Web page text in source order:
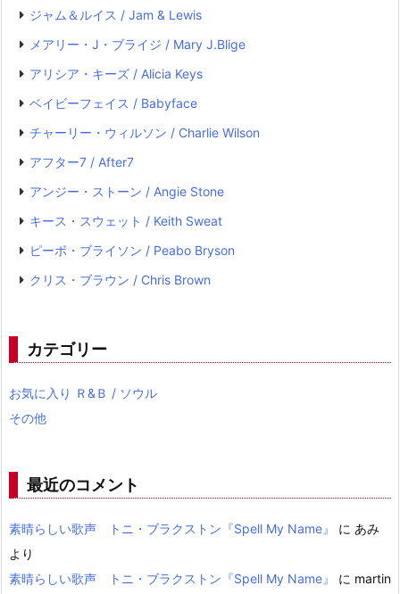
ジャム＆ルイス / Jam & Lewis
メアリー・J・ブライジ / Mary J.Blige
アリシア・キーズ / Alicia Keys
ベイビーフェイス / Babyface
チャーリー・ウィルソン / Charlie Wilson
アフター7 / After7
アンジー・ストーン / Angie Stone
キース・スウェット / Keith Sweat
ピーボ・ブライソン / Peabo Bryson
クリス・ブラウン / Chris Brown
カテゴリー
お気に入り Ｒ&Ｂ / ソウル
その他
最近のコメント
素晴らしい歌声 トニ・ブラクストン『Spell My Name』 に あみ
より
素晴らしい歌声 トニ・ブラクストン『Spell My Name』
に martin